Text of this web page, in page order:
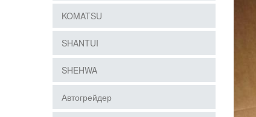
KOMATSU
SHANTUI
SHEHWA
Автогрейдер